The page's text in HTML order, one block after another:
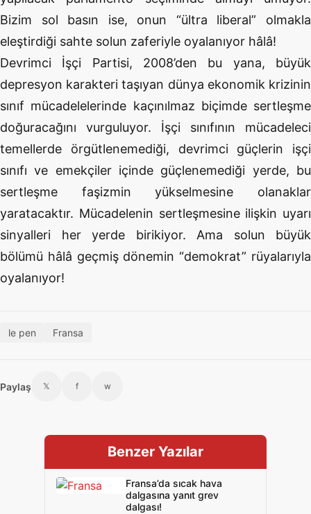
Bizim sol basın ise, onun “ültra liberal” olmakla
eleştirdiği sahte solun zaferiyle oyalanıyor hâlâ!
Devrimci İşçi Partisi, 2008’den bu yana, büyük
depresyon karakteri taşıyan dünya ekonomik krizinin
sınıf mücadelelerinde kaçınılmaz biçimde sertleşme
doğuracağını vurguluyor. İşçi sınıfının mücadeleci
temellerde örgütlenemediği, devrimci güçlerin işçi
sınıfı ve emekçiler içinde güçlenemediği yerde, bu
sertleşme faşizmin yükselmesine olanaklar
yaratacaktır. Mücadelenin sertleşmesine ilişkin uyarı
sinyalleri her yerde birikiyor. Ama solun büyük
bölümü hâlâ geçmiş dönemin “demokrat” rüyalarıyla
oyalanıyor!
le pen Fransa
Paylaş 𝕏 f w
Benzer Yazılar
Fransa’da sıcak hava
dalgasına yanıt grev
dalgası!